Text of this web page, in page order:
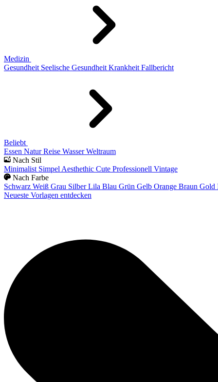
Medizin
Gesundheit Seelische Gesundheit Krankheit Fallbericht
Beliebt
Essen Natur Reise Wasser Weltraum
Nach Stil
Minimalist Simpel Aesthethic Cute Professionell Vintage
Nach Farbe
Schwarz Weiß Grau Silber Lila Blau Grün Gelb Orange Braun Gold
Neueste Vorlagen entdecken